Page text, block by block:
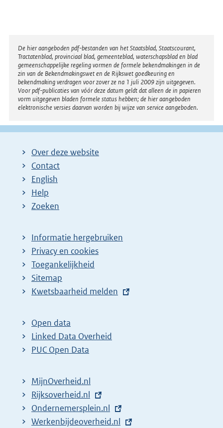
Disclaimer
De hier aangeboden pdf-bestanden van het Staatsblad, Staatscourant,
Tractatenblad, provinciaal blad, gemeenteblad, waterschapsblad en blad
gemeenschappelijke regeling vormen de formele bekendmakingen in de
zin van de Bekendmakingswet en de Rijkswet goedkeuring en
bekendmaking verdragen voor zover ze na 1 juli 2009 zijn uitgegeven.
Voor pdf-publicaties van vóór deze datum geldt dat alleen de in papieren
vorm uitgegeven bladen formele status hebben; de hier aangeboden
elektronische versies daarvan worden bij wijze van service aangeboden.
Over deze website
Contact
English
Help
Zoeken
Informatie hergebruiken
Privacy en cookies
Toegankelijkheid
Sitemap
E
t
e
r
l
i
n
k
Kwetsbaarheid melden
Open data
Linked Data Overheid
PUC Open Data
MijnOverheid.nl
E
x
t
Rijksoverheid.nl
E
x
Ondernemersplein.nl
E
Werkenbijdeoverheid.nl